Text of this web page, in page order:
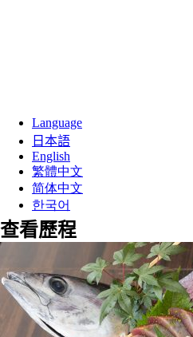
Language
日本語
English
繁體中文
简体中文
한국어
查看歷程